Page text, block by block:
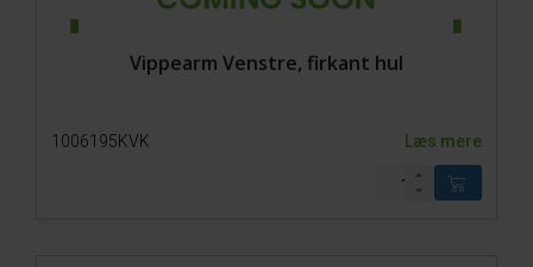
Vippearm Venstre, firkant hul
1006195KVK Læs mere